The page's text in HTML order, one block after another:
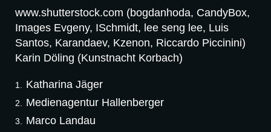
www.shutterstock.com (bogdanhoda, CandyBox,
Images Evgeny, ISchmidt, lee seng lee, Luis
Santos, Karandaev, Kzenon, Riccardo Piccinini)
Karin Döling (Kunstnacht Korbach)
Katharina Jäger
Medienagentur Hallenberger
Marco Landau